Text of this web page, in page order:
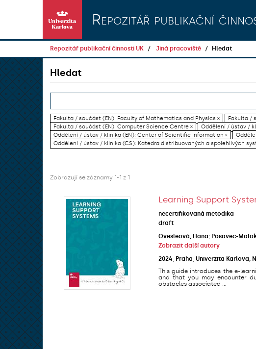
Repozitář publikační
Repozitář publikační činnosti UK Jiná pracoviště Hledat
Hledat
Fakulta / součást (EN): Faculty of Mathematics and Physics ×
Fakulta /
Fakulta / součást (EN): Computer Science Centre ×
Oddělení / ústav /
Oddělení / ústav / klinika (EN): Center of Scientific Information ×
Oddělení / ústav / klinika (CS): Katedra distribuovaných a spolehlivých
Zobrazují se záznamy 1-1 z 1
Learning Support
necertifikovaná metodika
draft
Ovesleová, Hana; Posavec-
Zobrazit další autory
2024
Praha Univerzita Karlova,
This guide introduces the e-
and that you may encounter
obstacles associated ...